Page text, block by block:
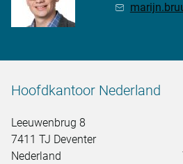
Hoofdkantoor Nederland
Leeuwenbrug 8
7411 TJ Deventer
Nederland